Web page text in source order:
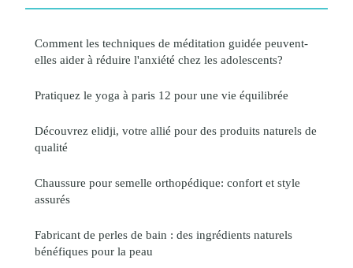
Comment les techniques de méditation guidée peuvent-
elles aider à réduire l'anxiété chez les adolescents?
Pratiquez le yoga à paris 12 pour une vie équilibrée
Découvrez elidji, votre allié pour des produits naturels de
qualité
Chaussure pour semelle orthopédique: confort et style
assurés
Fabricant de perles de bain : des ingrédients naturels
bénéfiques pour la peau